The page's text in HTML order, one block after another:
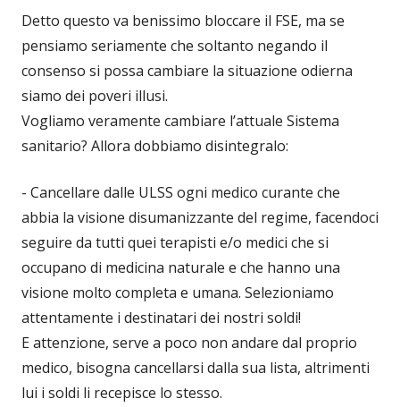
Detto questo va benissimo bloccare il FSE, ma se
pensiamo seriamente che soltanto negando il
consenso si possa cambiare la situazione odierna
siamo dei poveri illusi.
Vogliamo veramente cambiare l’attuale Sistema
sanitario? Allora dobbiamo disintegralo:
- Cancellare dalle ULSS ogni medico curante che
abbia la visione disumanizzante del regime, facendoci
seguire da tutti quei terapisti e/o medici che si
occupano di medicina naturale e che hanno una
visione molto completa e umana. Selezioniamo
attentamente i destinatari dei nostri soldi!
E attenzione, serve a poco non andare dal proprio
medico, bisogna cancellarsi dalla sua lista, altrimenti
lui i soldi li recepisce lo stesso.